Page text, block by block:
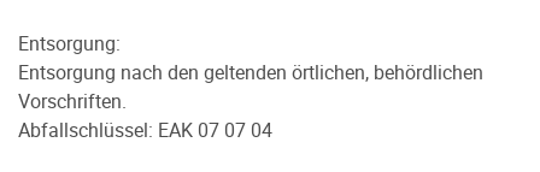
Entsorgung:
Entsorgung nach den geltenden örtlichen, behördlichen
Vorschriften.
Abfallschlüssel: EAK 07 07 04